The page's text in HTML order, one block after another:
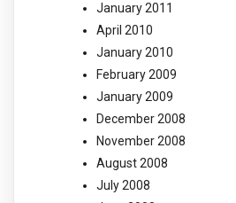
January 2011
April 2010
January 2010
February 2009
January 2009
December 2008
November 2008
August 2008
July 2008